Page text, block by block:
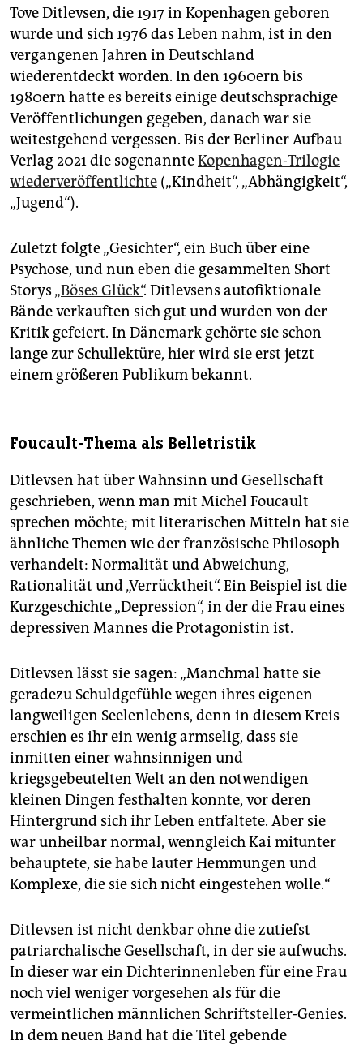
Tove Ditlevsen, die 1917 in Kopenhagen geboren
wurde und sich 1976 das Leben nahm, ist in den
vergangenen Jahren in Deutschland
wiederentdeckt worden. In den 1960ern bis
1980ern hatte es bereits einige deutschsprachige
Veröffentlichungen gegeben, danach war sie
weitestgehend vergessen. Bis der Berliner Aufbau
Verlag 2021 die sogenannteKopenhagen-Trilogie
wiederveröffentlichte („Kindheit“, „Abhängigkeit“,
„Jugend“).
Zuletzt folgte „Gesichter“, ein Buch über eine
Psychose, und nun eben die gesammelten Short
Storys „Böses Glück“. Ditlevsens autofiktionale
Bände verkauften sich gut und wurden von der
Kritik gefeiert. In Dänemark gehörte sie schon
lange zur Schullektüre, hier wird sie erst jetzt
einem größeren Publikum bekannt.
Foucault-Thema als Belletristik
Ditlevsen hat über Wahnsinn und Gesellschaft
geschrieben, wenn man mit Michel Foucault
sprechen möchte; mit literarischen Mitteln hat sie
ähnliche Themen wie der französische Philosoph
verhandelt: Normalität und Abweichung,
Rationalität und „Verrücktheit“. Ein Beispiel ist die
Kurzgeschichte „Depression“, in der die Frau eines
depressiven Mannes die Protagonistin ist.
Ditlevsen lässt sie sagen: „Manchmal hatte sie
geradezu Schuldgefühle wegen ihres eigenen
langweiligen Seelenlebens, denn in diesem Kreis
erschien es ihr ein wenig armselig, dass sie
inmitten einer wahnsinnigen und
kriegsgebeutelten Welt an den notwendigen
kleinen Dingen festhalten konnte, vor deren
Hintergrund sich ihr Leben entfaltete. Aber sie
war unheilbar normal, wenngleich Kai mitunter
behauptete, sie habe lauter Hemmungen und
Komplexe, die sie sich nicht eingestehen wolle.“
Ditlevsen ist nicht denkbar ohne die zutiefst
patriarchalische Gesellschaft, in der sie aufwuchs.
In dieser war ein Dichterinnenleben für eine Frau
noch viel weniger vorgesehen als für die
vermeintlichen männlichen Schriftsteller-Genies.
In dem neuen Band hat die Titel gebende